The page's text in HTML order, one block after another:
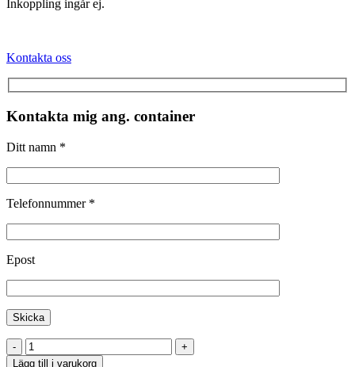
Inkoppling ingår ej.
Kontakta oss
Kontakta mig ang. container
Ditt namn *
Telefonnummer *
Epost
WC
10
Lägg till i varukorg